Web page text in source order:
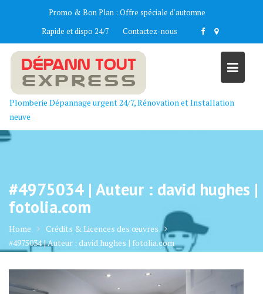
Promo & Bon Plan : Offre spéciale d'automne
Rapide et dispo 24/7
Contactez-nous
Plomberie Dépannage urgent 24/7, Rénovation et Installation
neuve
#4975034 | Auteur : david hughes |
fotolia.com
Home
Crédits & Licences des œuvres
#4975034 | Auteur : david hughes | fotolia.com